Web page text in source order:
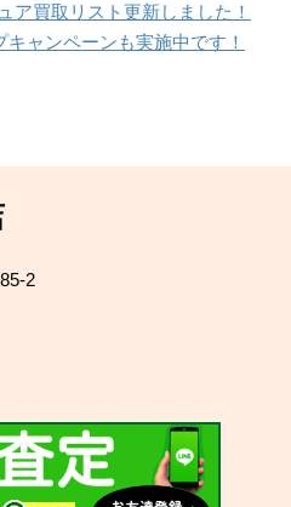
ア買取リスト更新しました！
ャンペーンも実施中です！
2